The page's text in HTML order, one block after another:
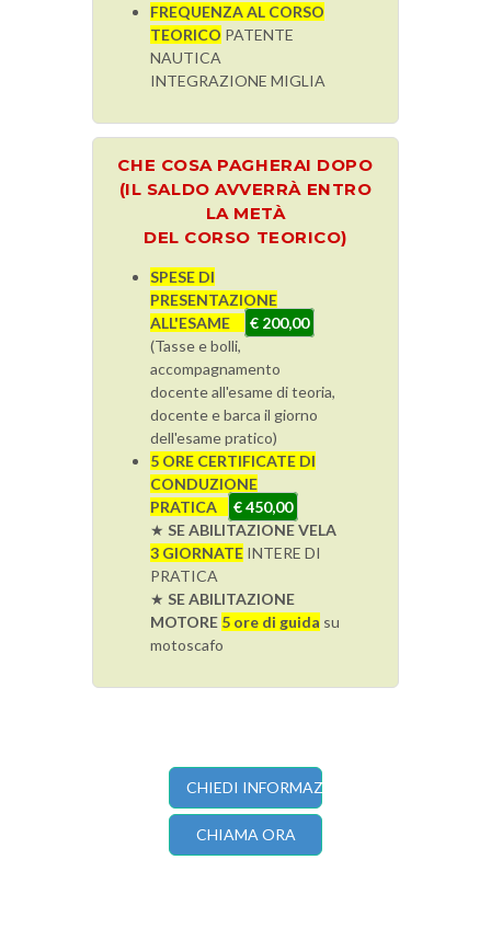
FREQUENZA AL CORSO
TEORICO PATENTE
NAUTICA
INTEGRAZIONE MIGLIA
CHE COSA PAGHERAI DOPO
(IL SALDO AVVERRÀ ENTRO
LA METÀ
DEL CORSO TEORICO)
SPESE DI
PRESENTAZIONE
ALL'ESAME
€ 200,00
(Tasse e bolli,
accompagnamento
docente all'esame di teoria,
docente e barca il giorno
dell'esame pratico)
5 ORE CERTIFICATE DI
CONDUZIONE
PRATICA
€ 450,00
★ SE ABILITAZIONE VELA
3 GIORNATE INTERE DI
PRATICA
★ SE ABILITAZIONE
MOTORE 5 ore di guida su
motoscafo
CHIEDI INFORMAZIONI
CHIAMA ORA